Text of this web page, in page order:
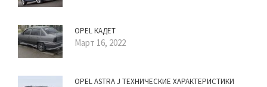
OPEL КАДЕТ
Март 16, 2022
OPEL ASTRA J ТЕХНИЧЕСКИЕ ХАРАКТЕРИСТИКИ